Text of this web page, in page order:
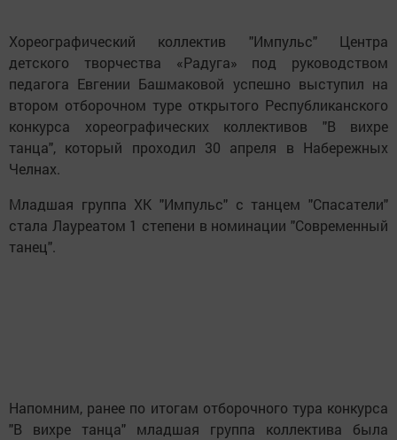
Хореографический коллектив "Импульс" Центра
детского творчества «Радуга» под руководством
педагога Евгении Башмаковой успешно выступил на
втором отборочном туре открытого Республиканского
конкурса хореографических коллективов "В вихре
танца", который проходил 30 апреля в Набережных
Челнах.
Младшая группа ХК "Импульс" с танцем "Спасатели"
стала Лауреатом 1 степени в номинации "Современный
танец".
Напомним, ранее по итогам отборочного тура конкурса
"В вихре танца" младшая группа коллектива была